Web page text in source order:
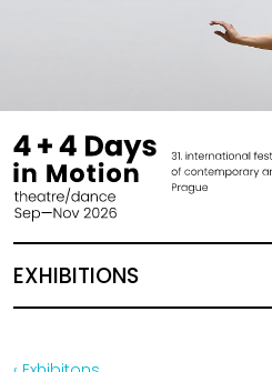
EXHIBITIONS